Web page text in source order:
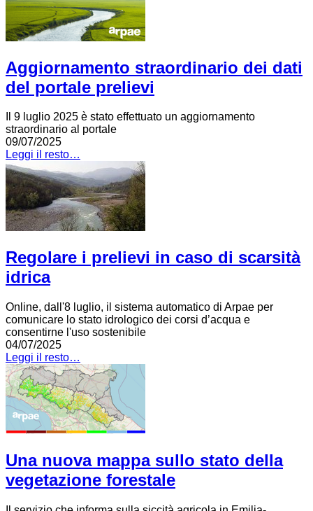
Aggiornamento straordinario dei dati
del portale prelievi
Il 9 luglio 2025 è stato effettuato un aggiornamento
straordinario al portale
09/07/2025
Leggi il resto…
Regolare i prelievi in caso di scarsità
idrica
Online, dall'8 luglio, il sistema automatico di Arpae per
comunicare lo stato idrologico dei corsi d’acqua e
consentirne l'uso sostenibile
04/07/2025
Leggi il resto…
Una nuova mappa sullo stato della
vegetazione forestale